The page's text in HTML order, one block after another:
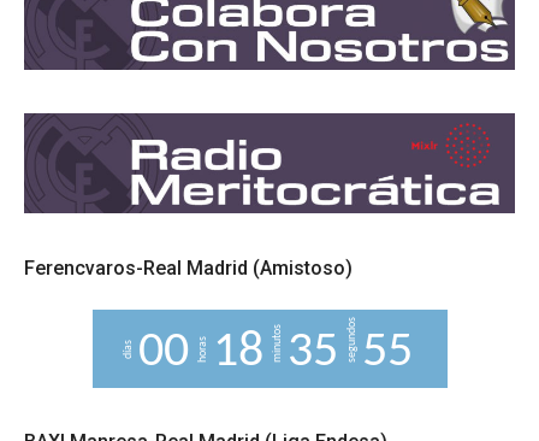
Ferencvaros-Real Madrid (Amistoso)
días 00 horas 18 minutos 35 segundos54
5